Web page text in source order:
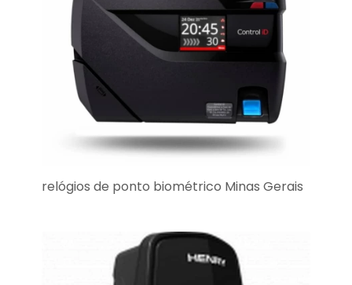
relógios de ponto biométrico Minas Gerais